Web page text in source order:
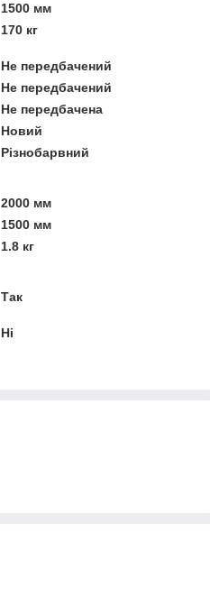
1500 мм
170 кг
Не передбачений
Не передбачений
Не передбачена
Новий
Різнобарвний
2000 мм
1500 мм
1.8 кг
Так
Ні